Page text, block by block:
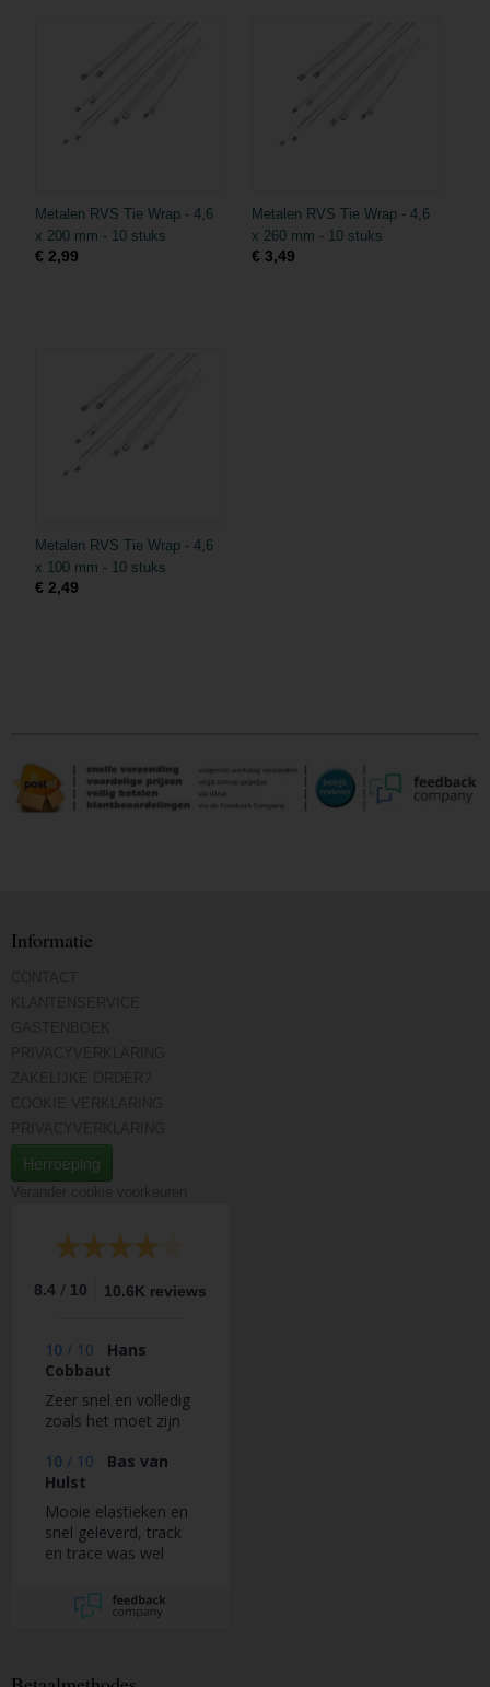
Metalen RVS Tie Wrap - 4,6
x 200 mm - 10 stuks
€ 2,99
Metalen RVS Tie Wrap - 4,6
x 260 mm - 10 stuks
€ 3,49
Metalen RVS Tie Wrap - 4,6
x 100 mm - 10 stuks
€ 2,49
Informatie
Herroeping
8.4 / 10 10.6K reviews
10 / 10
Hans
Cobbaut
Zeer snel en volledig
zoals het moet zijn
10 / 10
Bas van
Hulst
Mooie elastieken en
snel geleverd, track
en trace was wel
ik nu geen verwachte
leverdatum had